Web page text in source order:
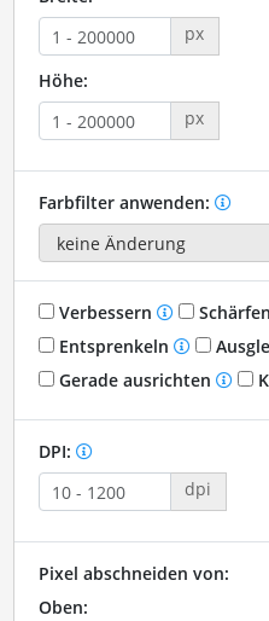
px
Höhe:
px
Farbfilter anwenden:
Verbessern Schärfen
Entsprenkeln
Gerade ausrichten
DPI:
dpi
Pixel abschneiden von:
Oben: